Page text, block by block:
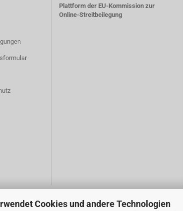
Cookies und andere Technologien
Plattform der EU-Kommission zur
Online-Streitbeilegung